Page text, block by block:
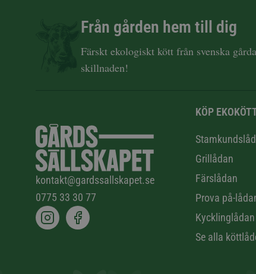
Från gården hem till dig
Färskt ekologiskt kött från svenska
skillnaden!
kontakt@gardssallskapet.se
0775 33 30 77
KÖP
Grillådan
Färslådan
Prova på-
Kycklinglådan
Se alla